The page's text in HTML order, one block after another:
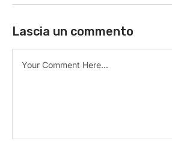
Lascia un commento